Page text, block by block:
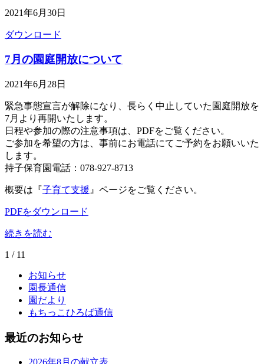
2021年6月30日
ダウンロード
7月の園庭開放について
2021年6月28日
緊急事態宣言が解除になり、長らく中止していた園庭開放を
7月より再開いたします。
日程や参加の際の注意事項は、PDFをご覧ください。
ご参加を希望の方は、事前にお電話にてご予約をお願いいた
します。
持子保育園電話：078-927-8713
概要は『子育て支援 』ページをご覧ください。
PDFをダウンロード
続きを読む
1 / 11
お知らせ
園長通信
園だより
もちっこひろば通信
最近のお知らせ